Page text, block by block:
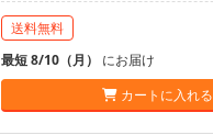
送料無料
最短 8/10（月） にお届け
カートに入れる